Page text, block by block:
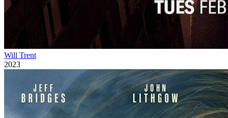
Will Trent
2023